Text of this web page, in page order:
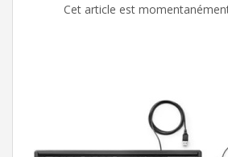
Cet article est